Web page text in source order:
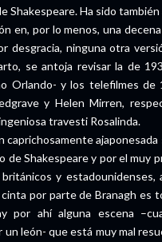
Shakespeare. Ha sido
en, por lo menos, una
desgracia, ninguna otra
se antoja revisar la de
Orlando- y los telefilmes de
y Helen Mirren,
travesti Rosalinda.
caprichosamente
de Shakespeare y por el muy
y estadounidenses,
por parte de Branagh es
por ahí alguna escena
un león- que está muy mal